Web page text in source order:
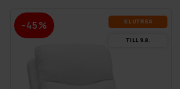
-45% SLUT­REA
TILL 9.8.